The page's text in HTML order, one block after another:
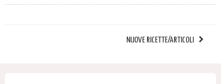
NUOVE RICETTE/ARTICOLI